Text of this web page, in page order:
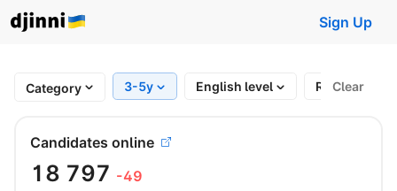
Sign Up
Category 3-5y English level Region
Clear
Candidates online
18 797 -49